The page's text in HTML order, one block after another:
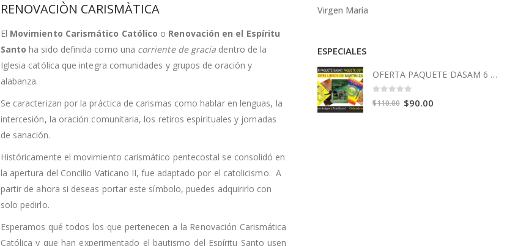
RENOVACIÒN CARISMÀTICA
El Movimiento Carismático Católico o Renovación en el Espíritu
Santo ha sido definida como una corriente de gracia ​ dentro de la
Iglesia católica que integra comunidades y grupos de oración y
alabanza.
Se caracterizan por la práctica de carismas como hablar en lenguas, la
intercesión, la oración comunitaria, los retiros espirituales y jornadas
de sanación.
Históricamente el movimiento carismático pentecostal se consolidó en
la apertura del Concilio Vaticano II, fue adaptado por el catolicismo. A
partir de ahora si deseas portar este símbolo, puedes adquirirlo con
solo pedirlo.
Esperamos qué todos los que pertenecen a la Renovación Carismática
Católica y que han experimentado el bautismo del Espíritu Santo usen
Virgen María
ESPECIALES
OFERTA PAQUETE DASAM 6 Libros
0 out of 5
$110.00 Original
$90.00Current